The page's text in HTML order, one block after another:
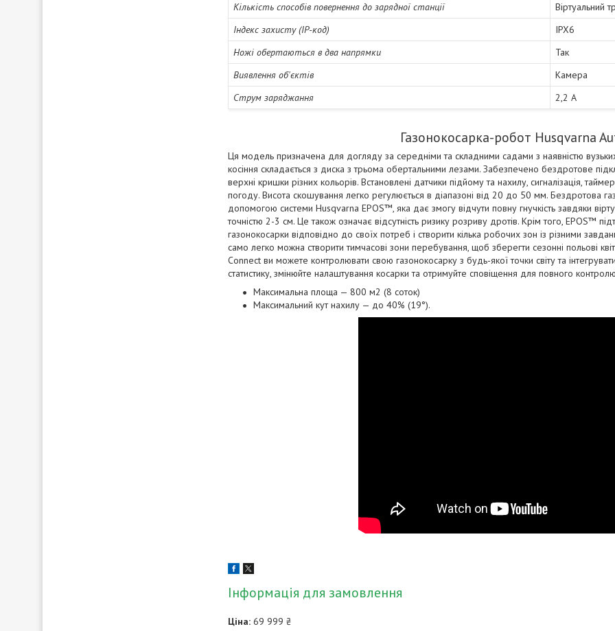
Кількість способів повернення до зарядної станції
Віртуальний
Індекс захисту (IP-код)
IPX6
Ножі обертаються в два напрямки
Так
Виявлення об'єктів
Камера
Струм заряджання
2,2 A
Газонокосарка-робот Husqvarna
Ця модель призначена для догляду за середніми та складними садами з наявністю
косіння складається з диска з трьома обертальними лезами. Забезпечено бездротове
верхні кришки різних кольорів. Встановлені датчики підйому та нахилу, сигналізація,
погоду. Висота скошування легко регулюється в діапазоні від 20 до 50 мм. Бездротова
допомогою системи Husqvarna EPOS™, яка дає змогу відчути повну гнучкість завдяки
точністю 2-3 см. Це також означає відсутність ризику розриву дротів. Крім того, EPOS™
газонокосарки відповідно до своїх потреб і створити кілька робочих зон із різними
само легко можна створити тимчасові зони перебування, щоб зберегти сезонні польові
Connect ви можете контролювати свою газонокосарку з будь-якої точки світу та
статистику, змінюйте налаштування косарки та отримуйте сповіщення для повного
Максимальна площа — 800 м2 (8 соток)
Максимальний кут нахилу — до 40% (19°).
Інформація для замовлення
Ціна: 69 999 ₴